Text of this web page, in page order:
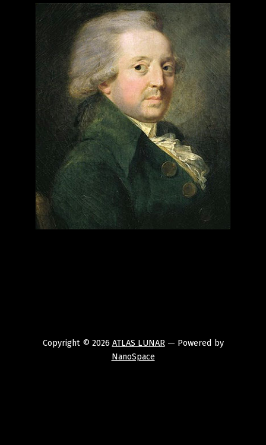
Copyright © 2026 ATLAS LUNAR— Powered by
NanoSpace